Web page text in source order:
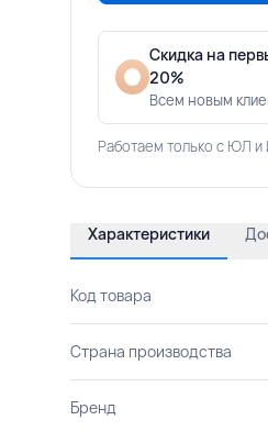
Скидка на
20%
Всем новым
Работаем только с ЮЛ и
Характеристики
Код товара
Страна производства
Бренд